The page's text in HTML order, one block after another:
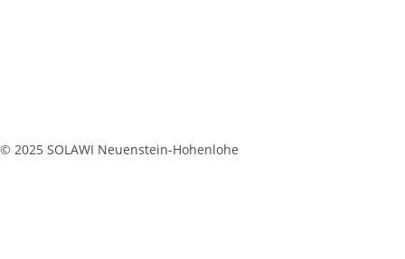
© 2025 SOLAWI Neuenstein-Hohenlohe